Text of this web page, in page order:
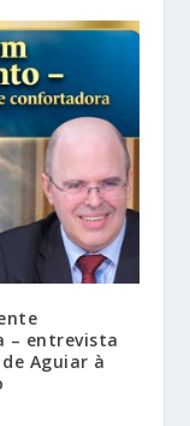
– entrevista
Aguiar à